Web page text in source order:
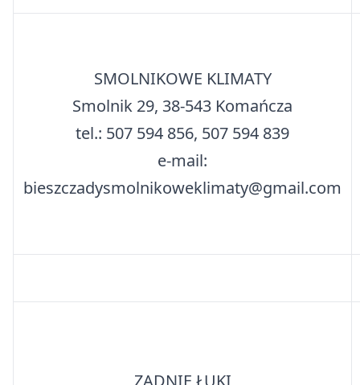
SMOLNIKOWE KLIMATY
Smolnik 29, 38-543 Komańcza
tel.: 507 594 856, 507 594 839
e-mail:
bieszczadysmolnikoweklimaty@gmail.com
ZADNIE ŁUKI